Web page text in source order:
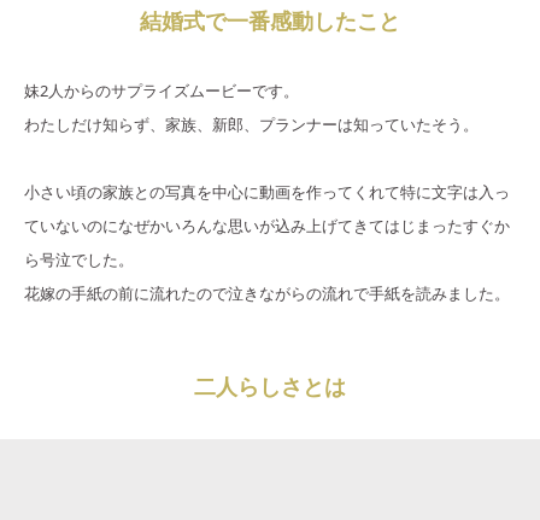
結婚式で一番感動したこと
妹2人からのサプライズムービーです。
わたしだけ知らず、家族、新郎、プランナーは知っていたそう。
小さい頃の家族との写真を中心に動画を作ってくれて特に文字は入っ
ていないのになぜかいろんな思いが込み上げてきてはじまったすぐか
ら号泣でした。
花嫁の手紙の前に流れたので泣きながらの流れで手紙を読みました。
二人らしさとは